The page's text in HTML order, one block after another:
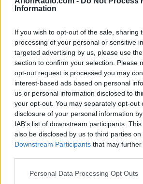
Information
If you wish to opt-out of the sale, sharing
processing of your personal or sensitive
targeted advertising by us, please use
section to confirm your selection. Please
opt-out request is processed you may
interest-based ads based on personal
us or personal information disclosed to
your opt-out. You may separately opt-out
disclosure of your personal information
IAB’s list of downstream participants.
also be disclosed by us to third parties on
Downstream Participants that may
Personal Data Processing Opt Outs
Η μέρα φέρνει επικοινωνία,
είδηση που θα σε βγάλει από
τη ρουτίνα.
ΚΑΡΚΙΝΟΣ
Η 11/6 σε φέρνει πιο κοντά στα
συναισθήματά σου και σε
βοηθά να καταλάβεις τι
χρειάζεσαι πραγματικά.